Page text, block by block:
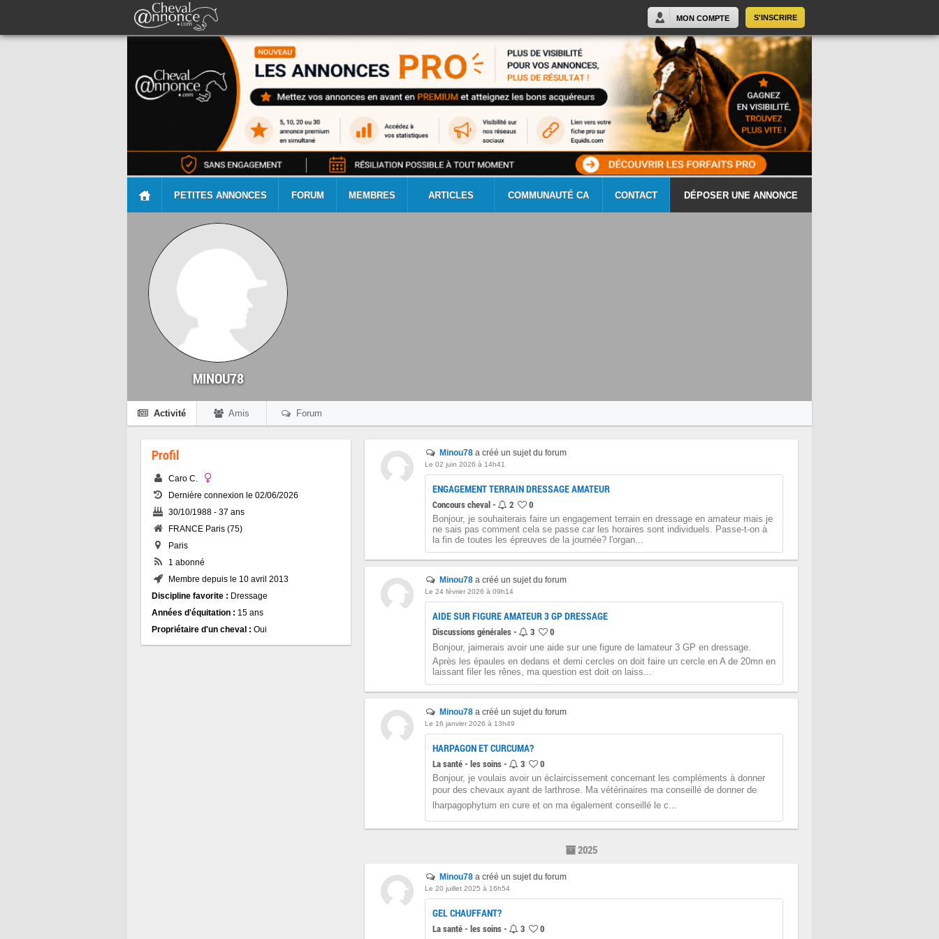
S'INSCRIRE
MON COMPTE
PETITES ANNONCES FORUM MEMBRES ARTICLES COMMUNAUTÉ CA CONTACT DÉPOSER UNE ANNONCE
MINOU78
Activité Amis Forum
Profil
Caro C.
Dernière connexion le 02/06/2026
30/10/1988 - 37 ans
FRANCE Paris (75)
Paris
1 abonné
Membre depuis le 10 avril 2013
Discipline favorite : Dressage
Années d'équitation : 15 ans
Propriétaire d'un cheval : Oui
Minou78 a créé un sujet du forum
Le 02 juin 2026 à 14h41
ENGAGEMENT TERRAIN DRESSAGE AMATEUR
Concours cheval - 2 0
Bonjour, je souhaiterais faire un engagement terrain en dressage en amateur mais je
ne sais pas comment cela se passe car les horaires sont individuels. Passe-t-on à
la fin de toutes les épreuves de la journée? l'organ...
Minou78 a créé un sujet du forum
Le 24 février 2026 à 09h14
AIDE SUR FIGURE AMATEUR 3 GP DRESSAGE
Discussions générales - 3 0
Bonjour, jaimerais avoir une aide sur une figure de lamateur 3 GP en dressage.
Après les épaules en dedans et demi cercles on doit faire un cercle en A de 20mn en
laissant filer les rênes, ma question est doit on laiss...
Minou78 a créé un sujet du forum
Le 16 janvier 2026 à 13h49
HARPAGON ET CURCUMA?
La santé - les soins - 3 0
Bonjour, je voulais avoir un éclaircissement concernant les compléments à donner
pour des chevaux ayant de larthrose. Ma vétérinaires ma conseillé de donner de
lharpagophytum en cure et on ma également conseillé le c...
2025
Minou78 a créé un sujet du forum
Le 20 juillet 2025 à 16h54
GEL CHAUFFANT?
La santé - les soins - 3 0